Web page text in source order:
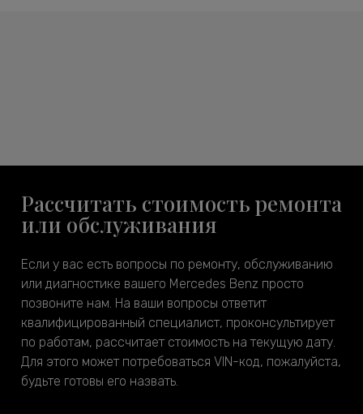
Рассчитать стоимость ремонта
или обслуживания
Если у вас есть вопросы по ремонту, обслуживанию
или диагностике вашего Mercedes Benz просто
позвоните нам. На ваши вопросы ответит
квалифицированный специалист, проконсультирует
по работам, рассчитает стоимость на текущую дату.
Для этого может потребоваться VIN-код, пожалуйста,
будьте готовы его назвать.